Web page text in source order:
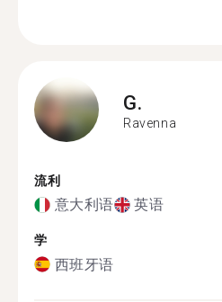
G.
Ravenna
流利
意大利语 英语
学
西班牙语